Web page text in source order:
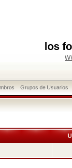
los
Grupos de Usuarios